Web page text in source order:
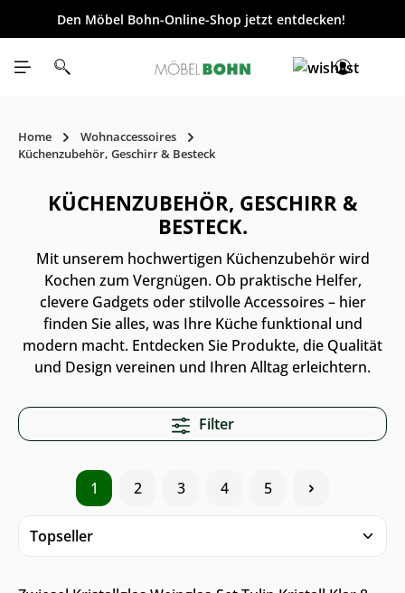
springen
Den Möbel Bohn-Online-Shop jetzt entdecken!
Home
Wohnaccessoires
Küchenzubehör, Geschirr & Besteck
KÜCHENZUBEHÖR, GESCHIRR &
BESTECK.
Mit unserem hochwertigen Küchenzubehör wird
Kochen zum Vergnügen. Ob praktische Helfer,
clevere Gadgets oder stilvolle Accessoires – hier
finden Sie alles, was Ihre Küche funktional und
modern macht. Entdecken Sie Produkte, die Qualität
und Design vereinen und Ihren Alltag erleichtern.
Filter
1 2 3 4 5
Sale